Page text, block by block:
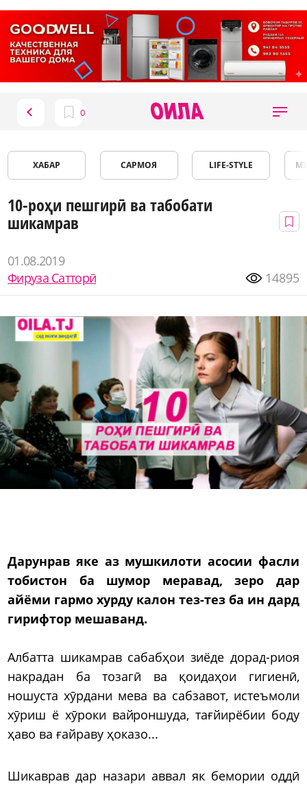
ХАБАР САРМОЯ LIFE-STYLE
10-роҳи пешгирӣ ва табобати
шикамрав
01.08.2019
Фируза Сатторӣ
14895
Дарунрав яке аз мушкилоти асосии фасли
тобистон ба шумор меравад, зеро дар
айёми гармо хурду калон тез-тез ба ин дард
гирифтор мешаванд.
Албатта шикамрав сабабҳои зиёде дорад-риоя
накрадан ба тозагӣ ва қоидаҳои гигиенӣ,
ношуста хӯрдани мева ва сабзавот, истеъмоли
хӯриш ё хӯроки вайроншуда, тағйирёбии боду
ҳаво ва ғайраву ҳоказо...
Шикаврав дар назари аввал як бемории оддӣ